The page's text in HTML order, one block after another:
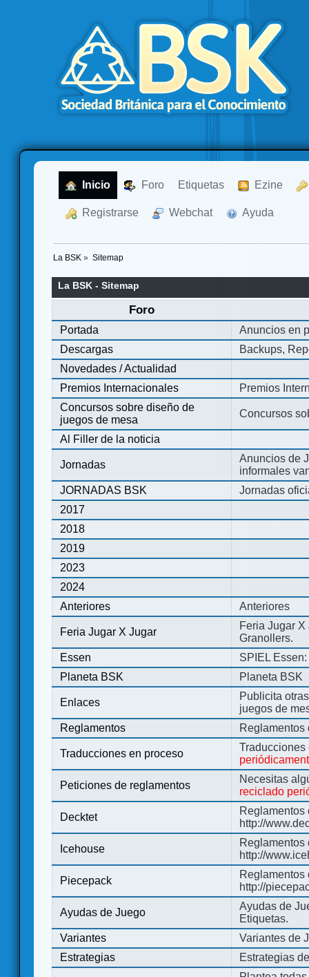
Inicio Foro Etiquetas Ezine
Registrarse Webchat Ayuda
La BSK » Sitemap
La BSK - Sitemap
Foro
Portada
Anuncios en
Descargas
Backups,
Novedades / Actualidad
Premios Internacionales
Premios
Concursos sobre diseño de
juegos de mesa
Concursos
Al Filler de la noticia
Jornadas
Anuncios de
informales
JORNADAS BSK
Jornadas
2017
2018
2019
2023
2024
Anteriores
Anteriores
Feria Jugar X Jugar
Feria Jugar
Granollers.
Essen
SPIEL
Planeta BSK
Planeta BSK
Enlaces
Publicita
juegos de
Reglamentos
Reglamentos
Traducciones en proceso
Peticiones de reglamentos
Necesitas
reciclado
Decktet
Reglamentos
http://
Icehouse
Reglamentos
http://
Piecepack
Reglamentos
http://
Ayudas de Juego
Ayudas de
Etiquetas.
Variantes
Variantes de
Estrategias
Estrategias